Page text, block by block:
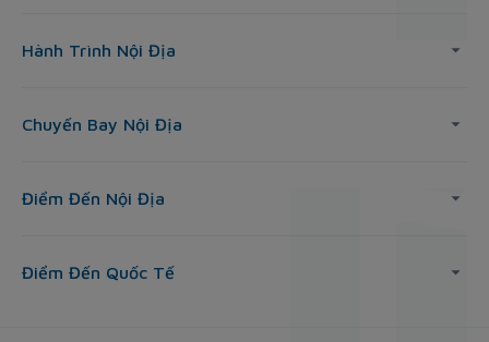
Hành Trình Nội Địa
Chuyến Bay Nội Địa
Điểm Đến Nội Địa
Điểm Đến Quốc Tế